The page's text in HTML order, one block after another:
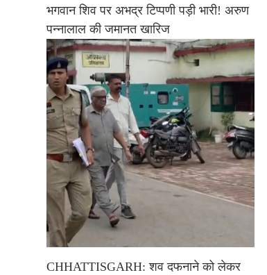
भगवान शिव पर अभद्र टिप्पणी पड़ी भारी! अरुण
पन्नालाल की जमानत खारिज
CHHATTISGARH: शव दफनाने को लेकर